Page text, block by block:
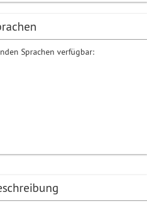
Sprachen verfügbar: